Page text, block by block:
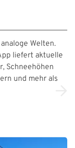
Welten.
liefert aktuelle
Schneehöhen
und mehr als